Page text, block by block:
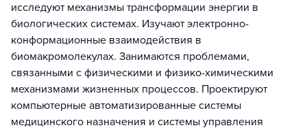
исследуют механизмы трансформации энергии в
биологических системах. Изучают электронно-
конформационные взаимодействия в
биомакромолекулах. Занимаются проблемами,
связанными с физическими и физико-химическими
механизмами жизненных процессов. Проектируют
компьютерные автоматизированные системы
медицинского назначения и системы управления